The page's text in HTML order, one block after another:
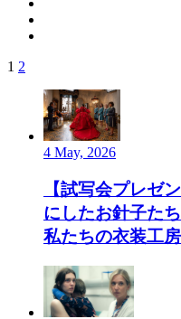
1 2
4 May, 2026
【試写会プレゼ
にしたお針子た
私たちの衣装工